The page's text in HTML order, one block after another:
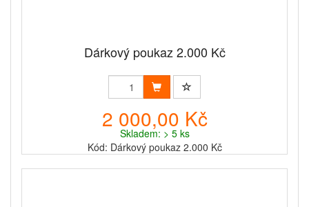
Dárkový poukaz 2.000 Kč
2 000,00 Kč
Skladem: > 5 ks
Kód: Dárkový poukaz 2.000 Kč